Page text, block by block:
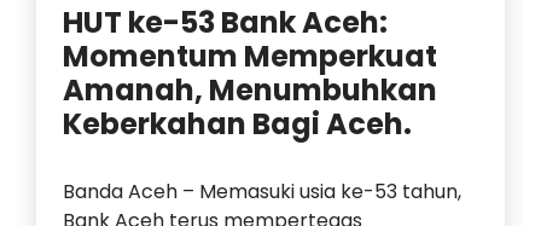
HUT ke-53 Bank Aceh:
Momentum Memperkuat
Amanah, Menumbuhkan
Keberkahan Bagi Aceh.
Banda Aceh – Memasuki usia ke-53 tahun,
Bank Aceh terus mempertegas